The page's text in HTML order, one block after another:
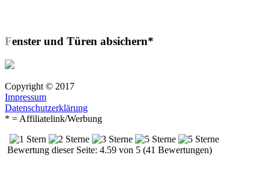
Fenster und Türen absichern*
Copyright © 2017
Impressum
Datenschutzerklärung
* = Affiliatelink/Werbung
Bewertung dieser Seite: 4.59 von 5 (41 Bewertungen)